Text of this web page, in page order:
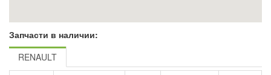
Запчасти в наличии:
RENAULT